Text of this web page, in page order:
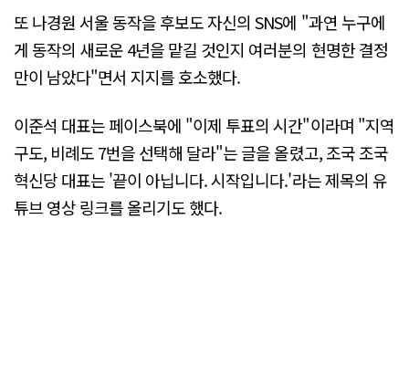
또 나경원 서울 동작을 후보도 자신의 SNS에 "과연 누구에
게 동작의 새로운 4년을 맡길 것인지 여러분의 현명한 결정
만이 남았다"면서 지지를 호소했다.
이준석 대표는 페이스북에 "이제 투표의 시간"이라며 "지역
구도, 비례도 7번을 선택해 달라"는 글을 올렸고, 조국 조국
혁신당 대표는 '끝이 아닙니다. 시작입니다.'라는 제목의 유
튜브 영상 링크를 올리기도 했다.